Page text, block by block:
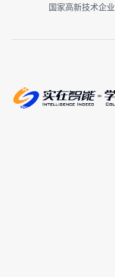
国家高新技术企业